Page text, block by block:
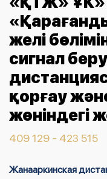
желі
сигнал
қорғау
жөніндегі
409 129 - 423 515
Жанааркинская